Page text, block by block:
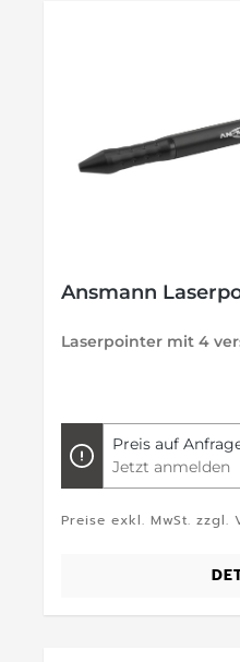
Ansmann
Preis auf
Jetzt anmelden
Preise exkl. MwSt. zzgl.